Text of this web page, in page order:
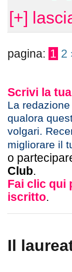
[+]
pagina: 1 2
Scrivi la
La
qualora
volgari.
migliorare il
o
Club.
Fai clic qui
iscritto.
Il